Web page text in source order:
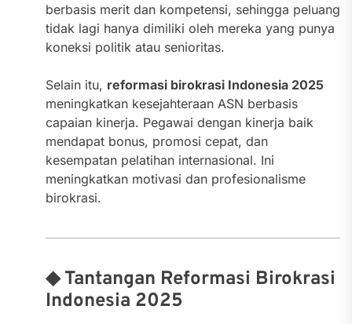
berbasis merit dan kompetensi, sehingga peluang
tidak lagi hanya dimiliki oleh mereka yang punya
koneksi politik atau senioritas.
Selain itu, reformasi birokrasi Indonesia 2025
meningkatkan kesejahteraan ASN berbasis
capaian kinerja. Pegawai dengan kinerja baik
mendapat bonus, promosi cepat, dan
kesempatan pelatihan internasional. Ini
meningkatkan motivasi dan profesionalisme
birokrasi.
◆ Tantangan Reformasi Birokrasi
Indonesia 2025